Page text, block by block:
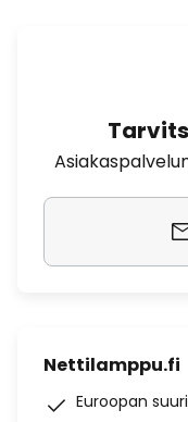
Nettilamppu.fi
Euroopan